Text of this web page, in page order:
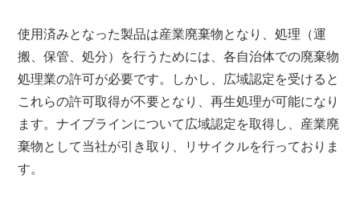
使用済みとなった製品は産業廃棄物となり、処理（運
搬、保管、処分）を行うためには、各自治体での廃棄物
処理業の許可が必要です。しかし、広域認定を受けると
これらの許可取得が不要となり、再生処理が可能になり
ます。ナイブラインについて広域認定を取得し、産業廃
棄物として当社が引き取り、リサイクルを行っておりま
す。